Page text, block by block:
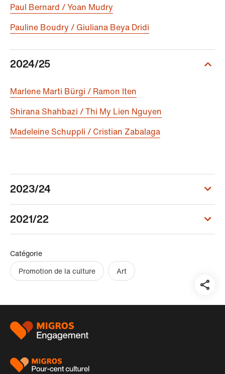
Paul Bernard / Yoan Mudry
Pauline Boudry / Giuliana Beya Dridi
2024/25
Marlene Marti Bürgi / Ramon Iten
Shirana Shahbazi / Thi My Lien Nguyen
Madeleine Schuppli / Cristian Zabalaga
2023/24
2021/22
Catégorie
Promotion de la culture
Art
auf:
Pied
page